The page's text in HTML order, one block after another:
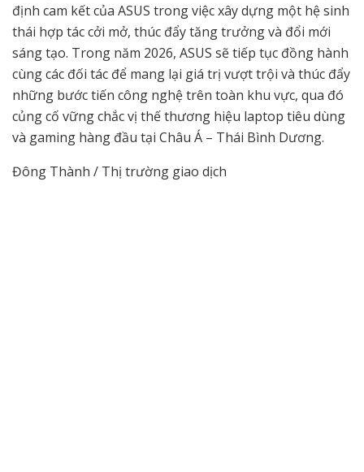
định cam kết của ASUS trong việc xây dựng một hệ sinh
thái hợp tác cởi mở, thúc đẩy tăng trưởng và đổi mới
sáng tạo. Trong năm 2026, ASUS sẽ tiếp tục đồng hành
cùng các đối tác để mang lại giá trị vượt trội và thúc đẩy
những bước tiến công nghệ trên toàn khu vực, qua đó
củng cố vững chắc vị thế thương hiệu laptop tiêu dùng
và gaming hàng đầu tại Châu Á – Thái Bình Dương.
Đông Thành / Thị trường giao dịch